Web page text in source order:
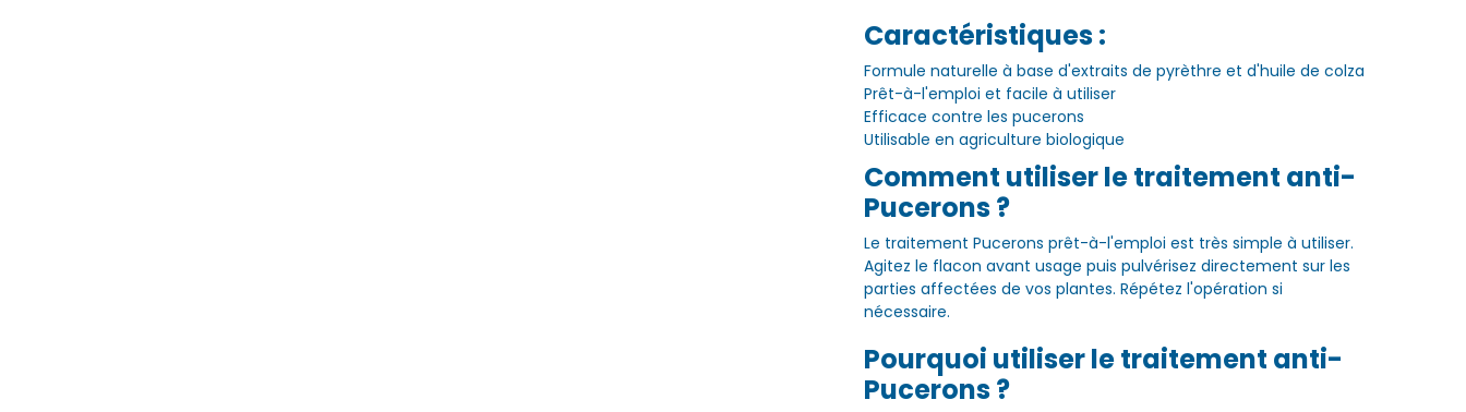
Caractéristiques :
Formule naturelle à base d'extraits de pyrèthre et d'huile de colza
Prêt-à-l'emploi et facile à utiliser
Efficace contre les pucerons
Utilisable en agriculture biologique
Comment utiliser le traitement anti-
Pucerons ?
Le traitement Pucerons prêt-à-l'emploi est très simple à utiliser.
Agitez le flacon avant usage puis pulvérisez directement sur les
parties affectées de vos plantes. Répétez l'opération si
nécessaire.
Pourquoi utiliser le traitement anti-
Pucerons ?